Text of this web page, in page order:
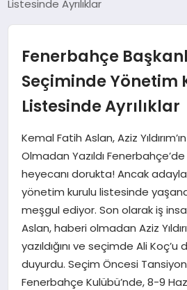
SAĞLIK
EKONOMI
MAGAZIN
EĞITIM
Listesinde Ayrılıklar
Fenerbahçe
Seçiminde Yönetim
Listesinde Ayrılıklar
Kemal Fatih Aslan, Aziz
Olmadan Yazıldı
heyecanı dorukta! Ancak
yönetim kurulu listesinde
meşgul ediyor. Son olarak iş
Aslan, haberi olmadan Aziz
yazıldığını ve seçimde Ali
duyurdu. Seçim Öncesi
Fenerbahçe Kulübü’nde, 8-9